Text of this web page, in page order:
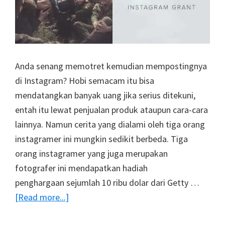
Anda senang memotret kemudian mempostingnya
di Instagram? Hobi semacam itu bisa
mendatangkan banyak uang jika serius ditekuni,
entah itu lewat penjualan produk ataupun cara-cara
lainnya. Namun cerita yang dialami oleh tiga orang
instagramer ini mungkin sedikit berbeda. Tiga
orang instagramer yang juga merupakan
fotografer ini mendapatkan hadiah
penghargaan sejumlah 10 ribu dolar dari Getty …
[Read more...]